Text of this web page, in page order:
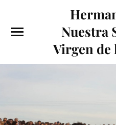
Nuestra
Virgen de